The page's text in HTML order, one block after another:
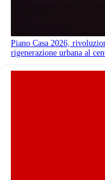
Piano Casa 2026,
rigenerazione urbana al